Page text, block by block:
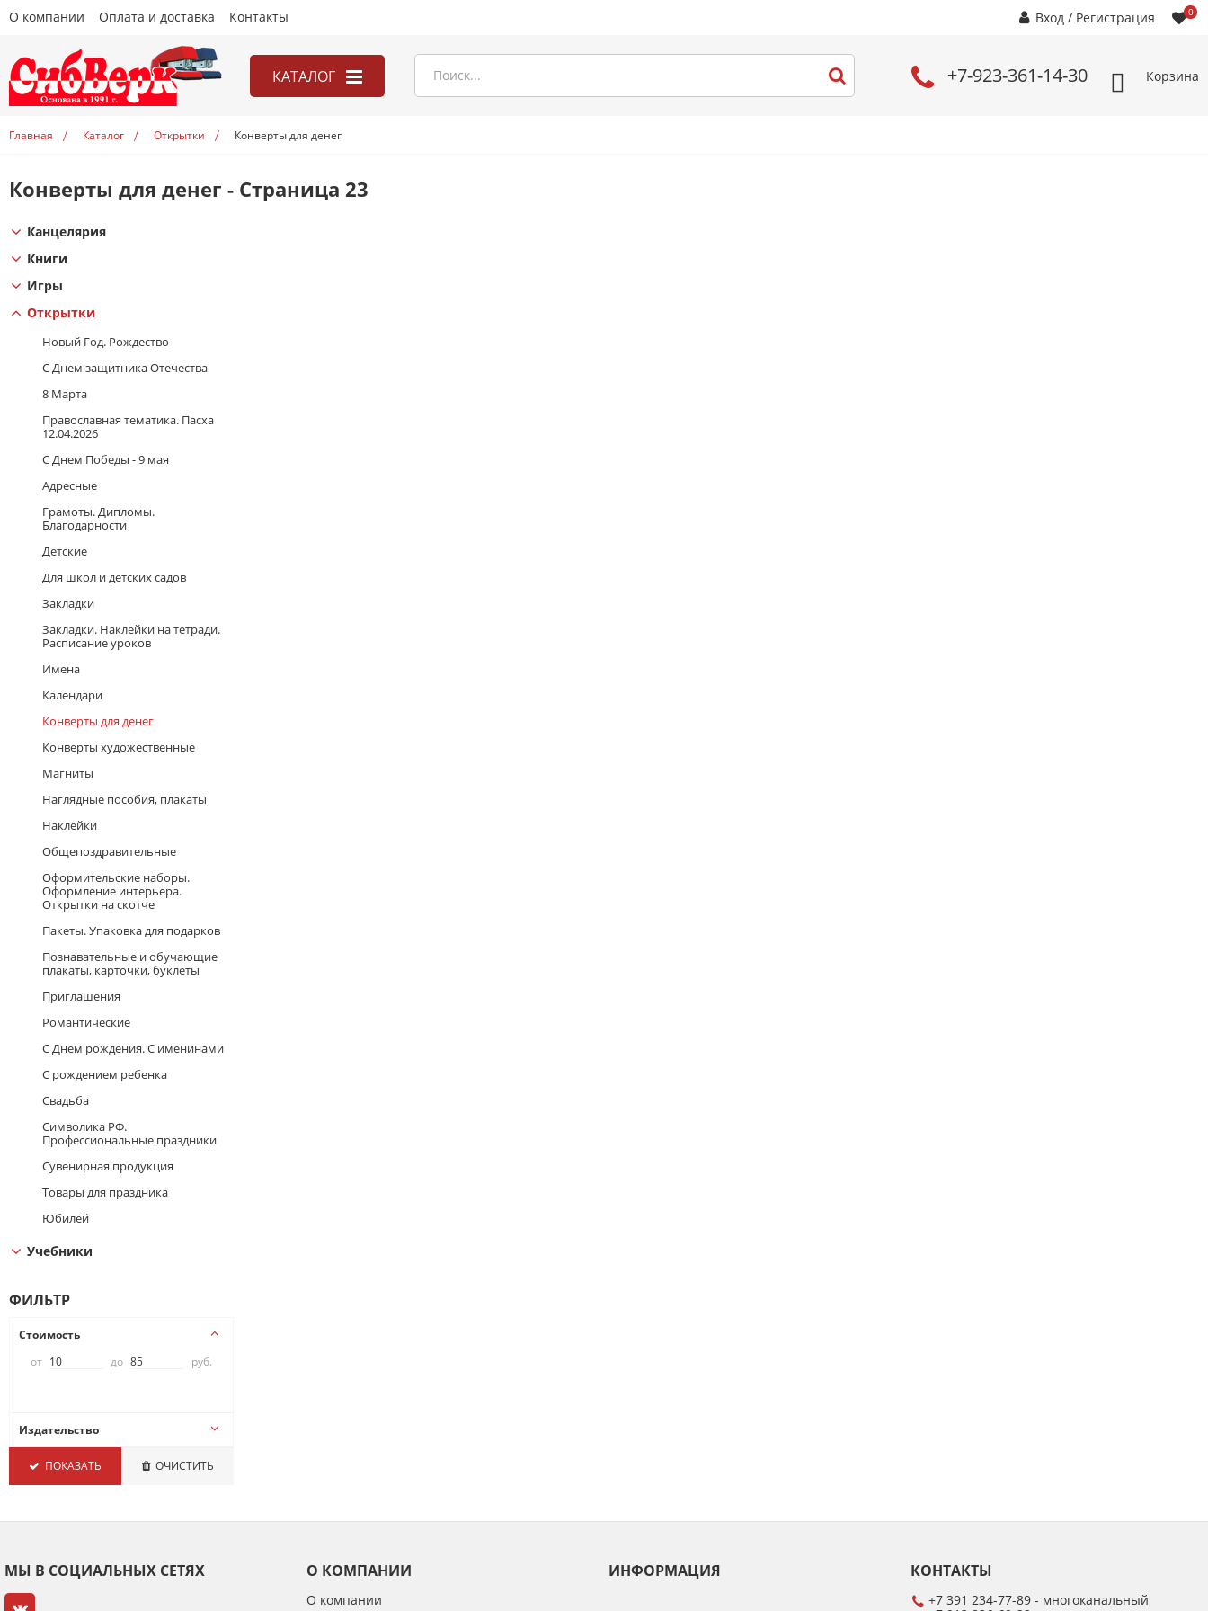
О компании Оплата и доставка Контакты Вход / Регистрация 0
КАТАЛОГ
Игры
Учебники
+7-923-361-14-30 Корзина
Главная Каталог Открытки Конверты для денег
Конверты для денег - Страница 23
Канцелярия
Книги
Игры
Открытки
Новый Год. Рождество
С Днем защитника Отечества
8 Марта
Православная тематика. Пасха
12.04.2026
С Днем Победы - 9 мая
Адресные
Грамоты. Дипломы.
Благодарности
Детские
Для школ и детских садов
Закладки
Закладки. Наклейки на тетради.
Расписание уроков
Имена
Календари
Конверты для денег
Конверты художественные
Магниты
Наглядные пособия, плакаты
Наклейки
Общепоздравительные
Оформительские наборы.
Оформление интерьера.
Открытки на скотче
Пакеты. Упаковка для подарков
Познавательные и обучающие
плакаты, карточки, буклеты
Приглашения
Романтические
С Днем рождения. С именинами
С рождением ребенка
Свадьба
Символика РФ.
Профессиональные праздники
Сувенирная продукция
Товары для праздника
Юбилей
Учебники
ФИЛЬТР
Стоимость
от
до руб.
Издательство
Арт Дизайн
МирОткр
ПОКАЗАТЬ ОЧИСТИТЬ
МЫ В СОЦИАЛЬНЫХ СЕТЯХ О КОМПАНИИ
О компании
ИНФОРМАЦИЯ КОНТАКТЫ
+7 391 234-77-89 - многоканальный